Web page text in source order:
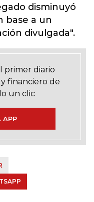
disminuyó
base a un
divulgada".
primer diario
financiero de
un clic
APP